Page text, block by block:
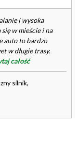
i wysoka
w mieście i na
auto to bardzo
w długie trasy.
całość
silnik,